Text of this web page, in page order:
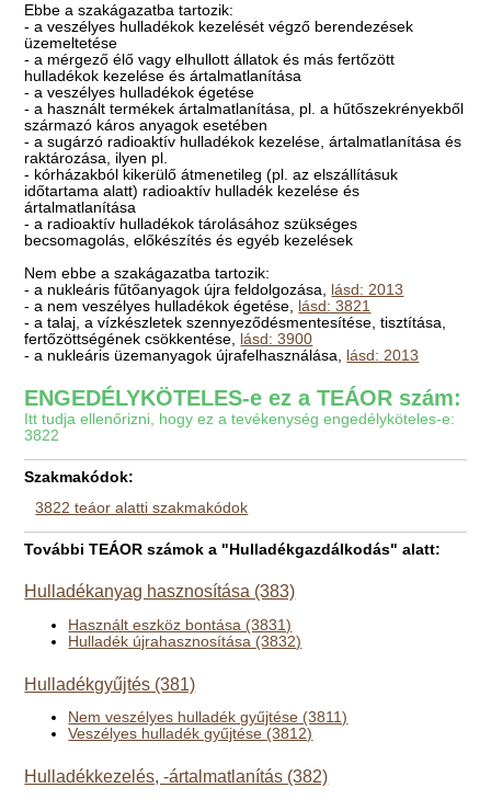
Ebbe a szakágazatba tartozik:
- a veszélyes hulladékok kezelését végző berendezések
üzemeltetése
- a mérgező élő vagy elhullott állatok és más fertőzött
hulladékok kezelése és ártalmatlanítása
- a veszélyes hulladékok égetése
- a használt termékek ártalmatlanítása, pl. a hűtőszekrényekből
származó káros anyagok esetében
- a sugárzó radioaktív hulladékok kezelése, ártalmatlanítása és
raktározása, ilyen pl.
- kórházakból kikerülő átmenetileg (pl. az elszállításuk
időtartama alatt) radioaktív hulladék kezelése és
ártalmatlanítása
- a radioaktív hulladékok tárolásához szükséges
becsomagolás, előkészítés és egyéb kezelések
Nem ebbe a szakágazatba tartozik:
- a nukleáris fűtőanyagok újra feldolgozása, lásd: 2013
- a nem veszélyes hulladékok égetése, lásd: 3821
- a talaj, a vízkészletek szennyeződésmentesítése, tisztítása,
fertőzöttségének csökkentése, lásd: 3900
- a nukleáris üzemanyagok újrafelhasználása, lásd: 2013
ENGEDÉLYKÖTELES-e ez a TEÁOR szám:
Itt tudja ellenőrizni, hogy ez a tevékenység engedélyköteles-e:
3822
Szakmakódok:
3822 teáor alatti szakmakódok
További TEÁOR számok a "Hulladékgazdálkodás" alatt:
Hulladékanyag hasznosítása (383)
Használt eszköz bontása (3831)
Hulladék újrahasznosítása (3832)
Hulladékgyűjtés (381)
Nem veszélyes hulladék gyűjtése (3811)
Veszélyes hulladék gyűjtése (3812)
Hulladékkezelés, -ártalmatlanítás (382)